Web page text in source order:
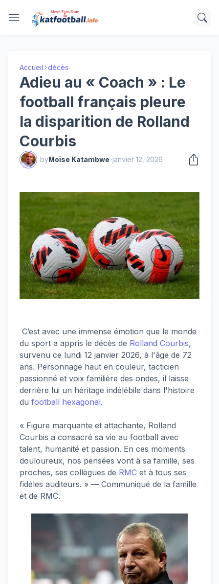
Accueil décès
Adieu au « Coach » : Le
football français pleure
la disparition de Rolland
Courbis
byMoïse Katambwe-janvier 12, 2026
C’est avec une immense émotion que le monde
du sport a appris le décès de Rolland Courbis,
survenu ce lundi 12 janvier 2026, à l'âge de 72
ans. Personnage haut en couleur, tacticien
passionné et voix familière des ondes, il laisse
derrière lui un héritage indélébile dans l'histoire
du football hexagonal.
« Figure marquante et attachante, Rolland
Courbis a consacré sa vie au football avec
talent, humanité et passion. En ces moments
douloureux, nos pensées vont à sa famille, ses
proches, ses collègues de RMC et à tous ses
fidèles auditeurs. » — Communiqué de la famille
et de RMC.